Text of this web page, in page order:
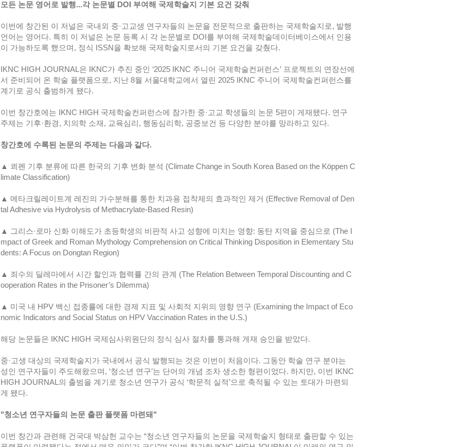
​모든 논문 영어로 발행...각 논문별 DOI 부여해 국제학술지 기본 요건 갖춰
​이번에 창간된 이 저널은 국내외 중·고교생 연구자들의 논문을 전문적으로 출판하는 국제학술지로, 발행
언어는 영어다. 특히 이 저널은 논문 등록 시 각 논문별로 DOI를 부여해 국제학술데이터베이스에서 인용
이 가능하도록 했으며, 정식 ISSN을 확보해 국제학술지로서의 기본 요건을 갖췄다.
​IKNC HIGH JOURNAL은 IKNC가 추진 중인 ‘2025 IKNC 주니어 국제학술컨퍼런스’ 프로젝트의 연장선에
서 준비되어 온 학술 플랫폼으로, 지난 8월 서울대학교에서 열린 2025 IKNC 주니어 국제학술컨퍼런스를
계기로 공식 출범하게 됐다.
​이번 창간호에는 IKNC HIGH 국제학술컨퍼런스에 참가한 중·고교 학생들의 논문 5편이 게재됐다. 연구
주제는 기후·환경, 치의학 소재, 교육심리, 행동심리학, 공중보건 등 다양한 분야를 망라하고 있다.
​창간호에 수록된 논문의 주제는 다음과 같다.
​▲ 쾨펜 기후 분류에 따른 한국의 기후 변화 분석 (Climate Change in South Korea Based on the Köppen C
limate Classification)
​▲ 메타크릴레이트계 레진의 가수분해를 통한 치과용 접착제의 효과적인 제거 (Effective Removal of Den
tal Adhesive via Hydrolysis of Methacrylate-Based Resin)
​▲ 그리스·로마 신화 이해도가 초등학생의 비판적 사고 성향에 미치는 영향: 동탄 지역을 중심으로 (The I
mpact of Greek and Roman Mythology Comprehension on Critical Thinking Disposition in Elementary Stu
dents: A Focus on Dongtan Region)
▲ 죄수의 딜레마에서 시간 할인과 협력률 간의 관계 (The Relation Between Temporal Discounting and C
ooperation Rates in the Prisoner’s Dilemma)
​▲ 미국 내 HPV 백신 접종률에 대한 경제 지표 및 사회적 지위의 영향 연구 (Examining the Impact of Eco
nomic Indicators and Social Status on HPV Vaccination Rates in the U.S.)
​해당 논문들은 IKNC HIGH 국제심사위원단의 정식 심사 절차를 통과해 게재 승인을 받았다.
​중·고생 대상의 국제학술지가 국내에서 공식 발행되는 것은 이번이 처음이다. 그동안 학술 연구 분야는
성인 연구자들이 주도해왔으며, ‘청소년 연구’는 단어의 개념 조차 생소한 형편이었다. 하지만, 이번 IKNC
HIGH JOURNAL의 출범을 계기로 청소년 연구가 공식 ‘학문적 실적’으로 축적될 수 있는 토대가 마련되
게 됐다.
​"청소년 연구자들의 논문 출판 플랫폼 마련돼"
​이번 창간과 관련해 건국대 박삼헌 교수는 “청소년 연구자들의 논문을 국제학술지 형태로 출판할 수 있는